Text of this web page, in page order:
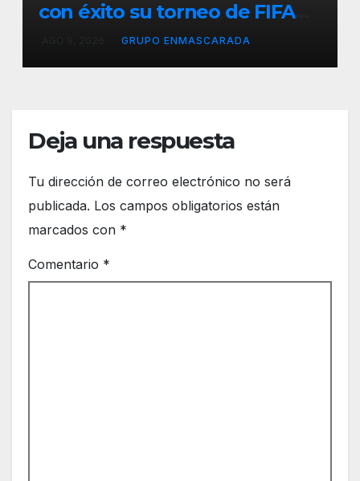
con éxito su torneo de FIFA
durante el verano
GRUPO ENMASCARADA
Deja una respuesta
Tu dirección de correo electrónico no será
publicada. Los campos obligatorios están
marcados con *
Comentario *